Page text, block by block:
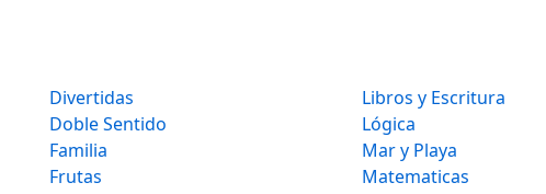
Divertidas
Doble Sentido
Familia
Frutas
Libros y Escritura
Lógica
Mar y Playa
Matematicas